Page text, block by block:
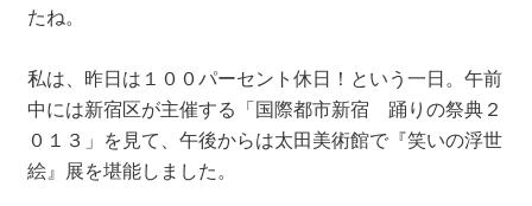
たね。
私は、昨日は１００パーセント休日！という一日。午前
中には新宿区が主催する「国際都市新宿 踊りの祭典２
０１３」を見て、午後からは太田美術館で『笑いの浮世
絵』展を堪能しました。